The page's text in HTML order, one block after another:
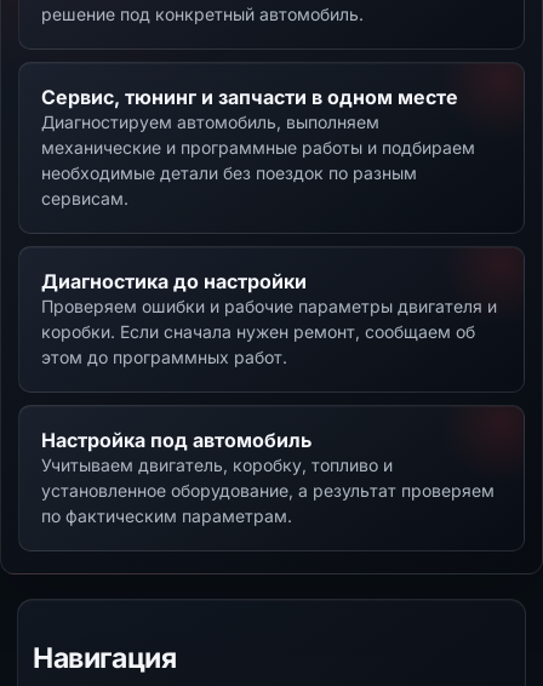
решение под конкретный автомобиль.
Сервис, тюнинг и запчасти в одном месте
Диагностируем автомобиль, выполняем
механические и программные работы и подбираем
необходимые детали без поездок по разным
сервисам.
Диагностика до настройки
Проверяем ошибки и рабочие параметры двигателя и
коробки. Если сначала нужен ремонт, сообщаем об
этом до программных работ.
Настройка под автомобиль
Учитываем двигатель, коробку, топливо и
установленное оборудование, а результат проверяем
по фактическим параметрам.
Навигация